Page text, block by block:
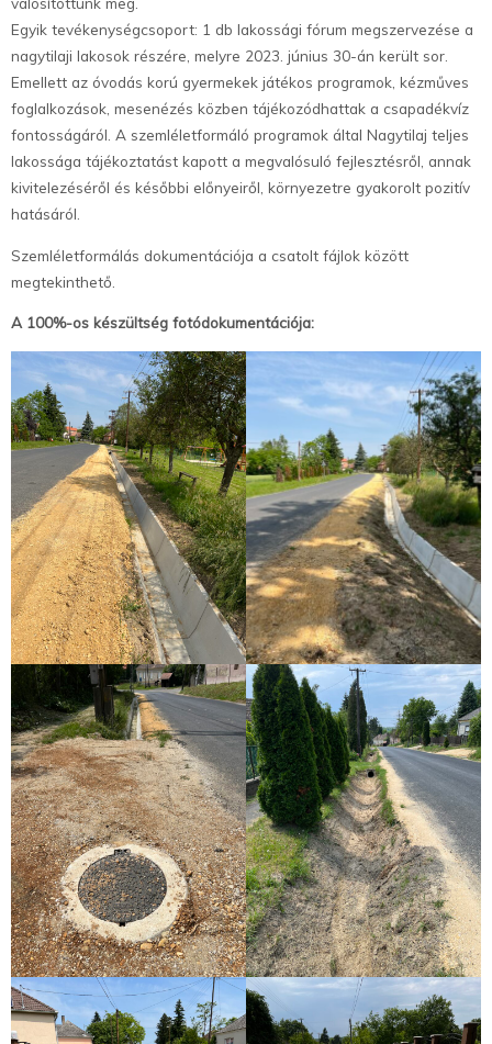
Egyik tevékenységcsoport: 1 db lakossági fórum megszervezése a
nagytilaji lakosok részére, melyre 2023. június 30-án került sor.
Emellett az óvodás korú gyermekek játékos programok, kézműves
foglalkozások, mesenézés közben tájékozódhattak a csapadékvíz
fontosságáról. A szemléletformáló programok által Nagytilaj teljes
lakossága tájékoztatást kapott a megvalósuló fejlesztésről, annak
kivitelezéséről és későbbi előnyeiről, környezetre gyakorolt pozitív
hatásáról.
Szemléletformálás dokumentációja a csatolt fájlok között
megtekinthető.
A 100%-os készültség fotódokumentációja: